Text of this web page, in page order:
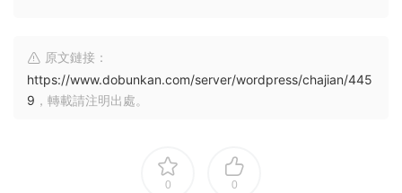
原文鏈接：
https://www.dobunkan.com/server/wordpress/chajian/445
9 ，轉載請注明出處。
0 0